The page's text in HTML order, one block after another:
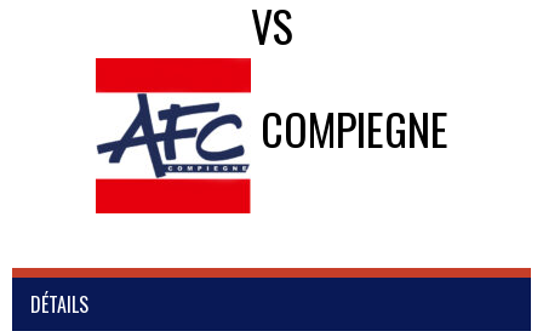
VS
COMPIEGNE
DÉTAILS